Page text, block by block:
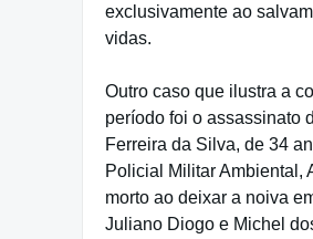
exclusivamente ao
vidas.
Outro caso que ilustra a
período foi o assassinato
Ferreira da Silva, de 34
Policial Militar Ambiental,
morto ao deixar a noiva
Juliano Diogo e Michel